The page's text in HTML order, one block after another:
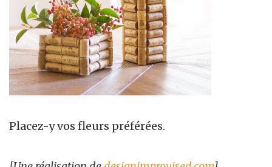
Placez-y vos fleurs préférées.